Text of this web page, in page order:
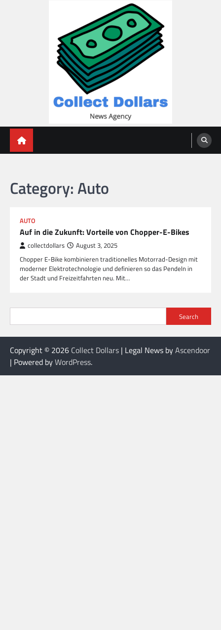
Category:Auto
AUTO
Auf in die Zukunft: Vorteile von Chopper-E-Bikes
collectdollars August 3, 2025
Chopper E-Bike kombinieren traditionelles Motorrad-Design mit
moderner Elektrotechnologie und definieren so das Pendeln in
der Stadt und Freizeitfahrten neu. Mit…
Search
Copyright © 2026 Collect Dollars | Legal News byAscendoor
| Powered byWordPress.